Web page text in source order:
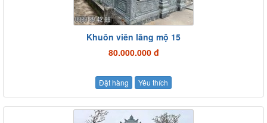
Khuôn viên lăng mộ 15
80.000.000 đ
Đặt hàng Yêu thích